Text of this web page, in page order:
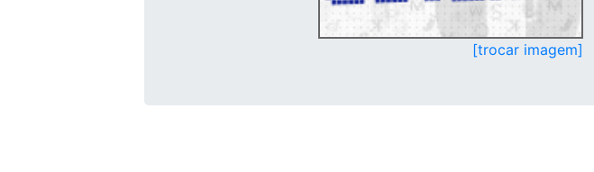
[trocar imagem]